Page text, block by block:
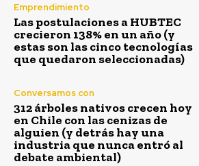
Emprendimiento
Las postulaciones a HUBTEC
crecieron 138% en un año (y
estas son las cinco tecnologías
que quedaron seleccionadas)
Conversamos con
312 árboles nativos crecen hoy
en Chile con las cenizas de
alguien (y detrás hay una
industria que nunca entró al
debate ambiental)